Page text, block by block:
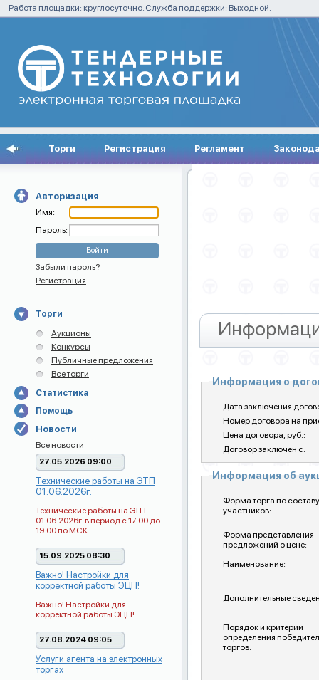
Работа площадки: круглосуточно. Служба поддержки: Выходной.
Торги Регистрация Регламент
Авторизация
Имя:
Пароль:
Забыли пароль?
Регистрация
Торги
Аукционы
Конкурсы
Публичные предложения
Все торги
Статистика
Помощь
Новости
Все новости
27.05.2026 09:00
Технические работы на ЭТП
01.06.2026г.
Технические работы на ЭТП
01.06.2026г. в период с 17.00 до
19.00 по МСК.
15.09.2025 08:30
Важно! Настройки для
корректной работы ЭЦП!
Важно! Настройки для
корректной работы ЭЦП!
27.08.2024 09:05
Услуги агента на электронных
торгах
Информация о
Дата заключения
Номер договора на
Цена договора, pуб.:
Договор заключен с:
Информация об
Форма торга по составу
участников:
Форма представления
предложений о цене:
Наименование:
Дополнительные
Порядок и критерии
определения
торгов: